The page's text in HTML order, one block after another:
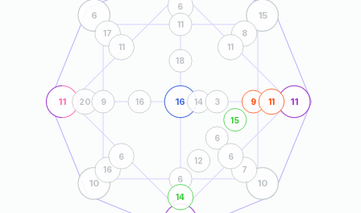
11 11
16
6 15
10 10
6
12
6
15
9
20
6
11
14
9
11
14 3
16
18
17
11
8
11
16
6
7
6